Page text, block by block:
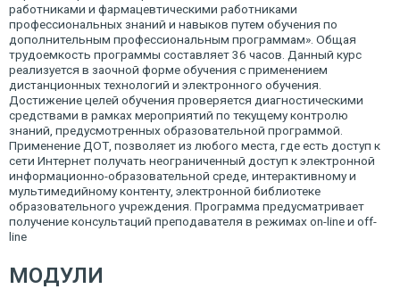
работниками и фармацевтическими работниками
профессиональных знаний и навыков путем обучения по
дополнительным профессиональным программам». Общая
трудоемкость программы составляет 36 часов. Данный курс
реализуется в заочной форме обучения с применением
дистанционных технологий и электронного обучения.
Достижение целей обучения проверяется диагностическими
средствами в рамках мероприятий по текущему контролю
знаний, предусмотренных образовательной программой.
Применение ДОТ, позволяет из любого места, где есть доступ к
сети Интернет получать неограниченный доступ к электронной
информационно-образовательной среде, интерактивному и
мультимедийному контенту, электронной библиотеке
образовательного учреждения. Программа предусматривает
получение консультаций преподавателя в режимах on-line и off-
line
МОДУЛИ